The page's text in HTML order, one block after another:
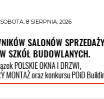
SOBOTA, 8 SIERPNIA, 2026